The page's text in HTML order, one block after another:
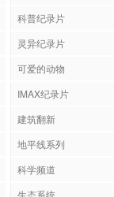
科普纪录片
灵异纪录片
可爱的动物
IMAX纪录片
建筑翻新
地平线系列
科学频道
生态系统